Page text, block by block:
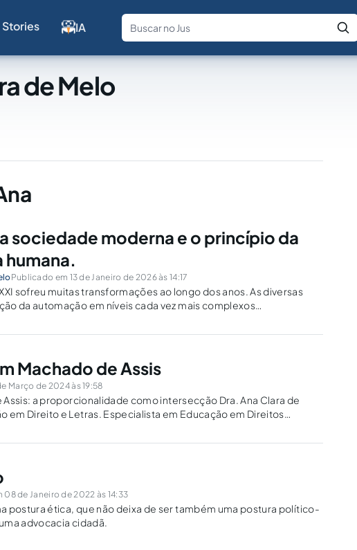
Stories IA
Fale com a IA Buscar no Jus
de Melo
sociedade moderna e o princípio da
humana.
Publicado em 13 de Janeiro de 2026 às 14:17
sofreu muitas transformações ao longo dos anos. As diversas
da automação em níveis cada vez mais complexos
Machado de Assis
Março de 2024 às 19:58
a proporcionalidade como intersecção Dra. Ana Clara de
em Direito e Letras. Especialista em Educação em Direitos
de Janeiro de 2022 às 14:33
postura ética, que não deixa de ser também uma postura político-
advocacia cidadã.